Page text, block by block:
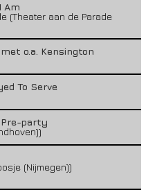
Am
(Theater aan de Parade
o.a. Kensington
To Serve
party
(Nijmegen))